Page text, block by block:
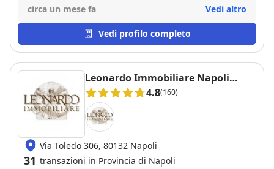
Si è dimostrato un professionista serio, competente
sua profonda conoscenza del mercato e a una
strategia di vendita impeccabile, siamo riusciti a
condizioni possibili. Sempre disponibile e
trasparente, ha gestito ogni fase della trattativa
azzerando qualsiasi stress. Lo raccomando
vivamente a chiunque cerchi un servizio eccellente.
circa un mese fa Vedi altro
Vedi profilo completo
Leonardo Immobiliare Napoli
Centro
4.8(160)
Via Toledo 306, 80132 Napoli
31 transazioni in Provincia di Napoli